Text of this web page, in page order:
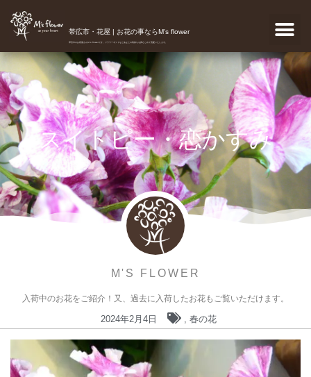
帯広市・花屋 | お花の事ならM's flower
帯広市のお花屋さんM's flowerです。フラワーギフトなどあなたの気持ちを真心こめて宅配いたします。
スイトピー・恋かすみ
M'S FLOWER
入荷中のお花をご紹介！又、過去に入荷したお花もご覧いただけます。
2024年2月4日 , 春の花